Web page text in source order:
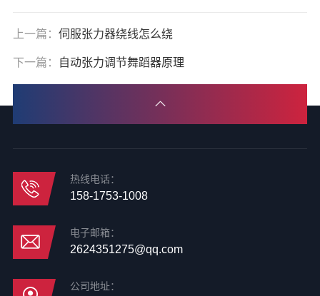
上一篇： 伺服张力器绕线怎么绕
下一篇： 自动张力调节舞蹈器原理
热线电话：
158-1753-1008
电子邮箱：
2624351275@qq.com
公司地址：